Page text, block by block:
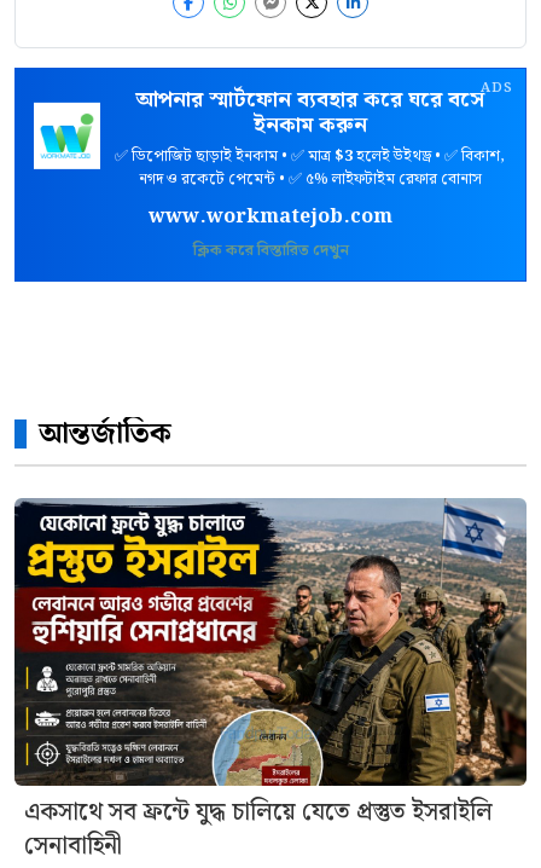
ADS
আপনার স্মার্টফোন ব্যবহার করে ঘরে বসে
ইনকাম করুন
✅ ডিপোজিট ছাড়াই ইনকাম • ✅ মাত্র$3হলেই উইথড্র • ✅ বিকাশ,
নগদ ও রকেটে পেমেন্ট • ✅ ৫% লাইফটাইম রেফার বোনাস
www.workmatejob.com
ক্লিক করে বিস্তারিত দেখুন
আন্তর্জাতিক
একসাথে সব ফ্রন্টে যুদ্ধ চালিয়ে যেতে প্রস্তুত ইসরাইলি
সেনাবাহিনী